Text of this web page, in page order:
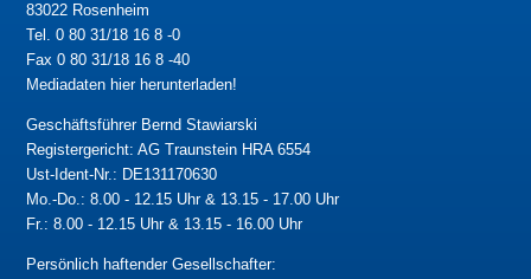
83022 Rosenheim
Tel. 0 80 31/18 16 8 -0
Fax 0 80 31/18 16 8 -40
Mediadaten hier herunterladen!
Geschäftsführer Bernd Stawiarski
Registergericht: AG Traunstein HRA 6554
Ust-Ident-Nr.: DE131170630
Mo.-Do.: 8.00 - 12.15 Uhr & 13.15 - 17.00 Uhr
Fr.: 8.00 - 12.15 Uhr & 13.15 - 16.00 Uhr
Persönlich haftender Gesellschafter: